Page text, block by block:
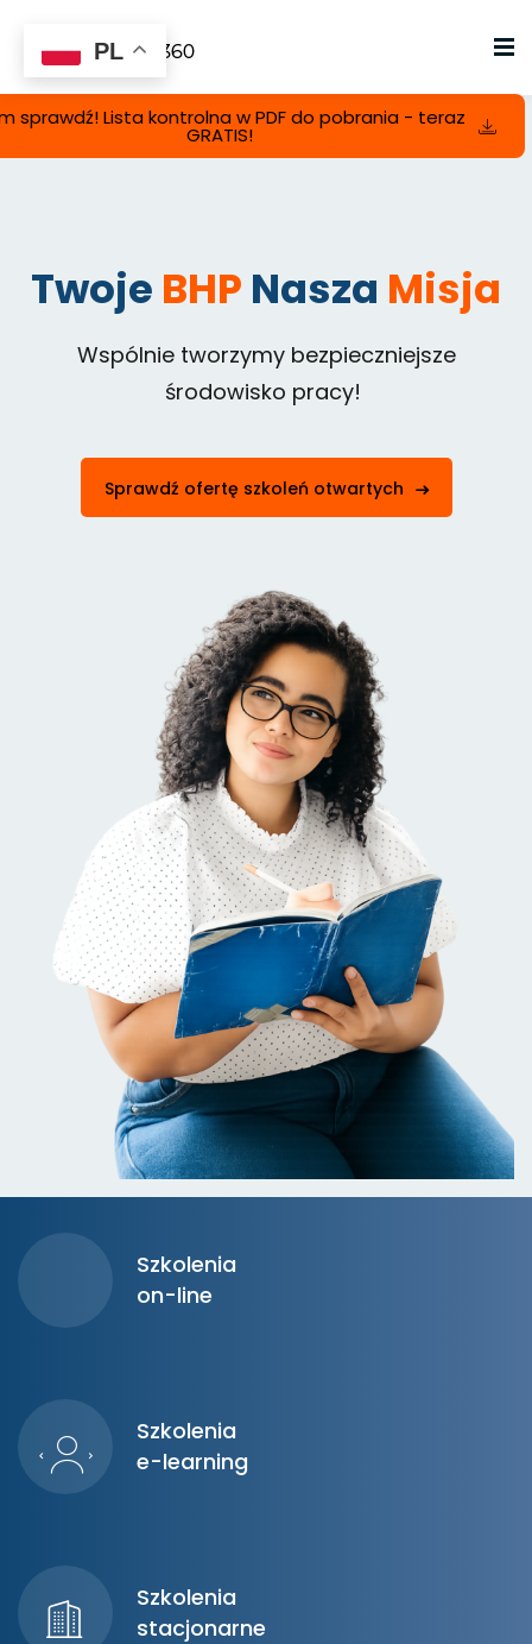
sprawdź! Lista kontrolna w PDF do pobrania - teraz
GRATIS!
Twoje BHP Nasza Misja
Wspólnie tworzymy bezpieczniejsze
środowisko pracy!
Sprawdź ofertę szkoleń otwartych
Szkolenia
on-line
Szkolenia
e-learning
Szkolenia
stacjonarne
PL